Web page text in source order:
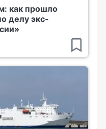
как прошло
делу экс-